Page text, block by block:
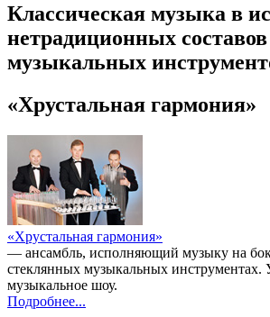
Классическая музыка в
нетрадиционных составов
музыкальных
«Хрустальная гармония»
«Хрустальная гармония»
— ансамбль, исполняющий музыку на
стеклянных музыкальных инструментах.
музыкальное шоу.
Подробнее...